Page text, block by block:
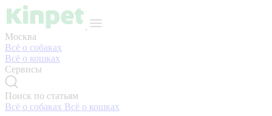
Москва
Всё о собаках
Всё о кошках
Сервисы
Поиск по статьям
Всё о собаках Всё о кошках